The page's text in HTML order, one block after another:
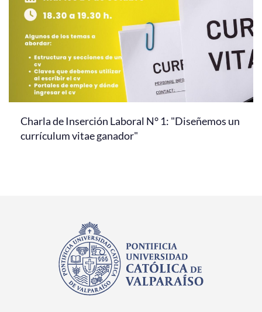
Charla de Inserción Laboral N° 1: "Diseñemos un
currículum vitae ganador"